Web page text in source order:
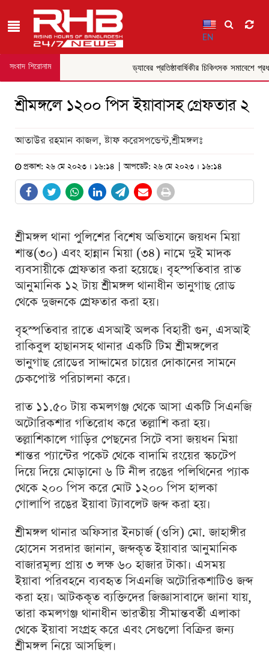
EN
সংবাদ শিরোনাম ড্যাবের প্রতিষ্ঠাবার্ষিকীর চিকিৎসক সমাবেশে
শ্রীমঙ্গলে ১২০০ পিস ইয়াবাসহ গ্রেফতার ২
আতাউর রহমান কাজল, ষ্টাফ করেসপন্ডেন্ট,শ্রীমঙ্গলঃ
প্রকাশ: ২৬ মে ২০২৩ । ১৬:১৪ | আপডেট: ২৬ মে ২০২৩ । ১৬:১৪
শ্রীমঙ্গল থানা পুলিশের বিশেষ অভিযানে জয়ধন মিয়া
শান্ত(৩০) এবং হান্নান মিয়া (৩৪) নামে দুই মাদক
ব্যবসায়ীকে গ্রেফতার করা হয়েছে। বৃহস্পতিবার রাত
আনুমানিক ১২ টায় শ্রীমঙ্গল থানাধীন ভানুগাছ রোড
থেকে দুজনকে গ্রেফতার করা হয়।
বৃহস্পতিবার রাতে এসআই অলক বিহারী গুন, এসআই
রাকিবুল হাছানসহ থানার একটি টিম শ্রীমঙ্গলের
ভানুগাছ রোডের সাদ্দামের চায়ের দোকানের সামনে
চেকপোস্ট পরিচালনা করে।
রাত ১১.৫০ টায় কমলগঞ্জ থেকে আসা একটি সিএনজি
অটোরিকশার গতিরোধ করে তল্লাশি করা হয়।
তল্লাশিকালে গাড়ির পেছনের সিটে বসা জয়ধন মিয়া
শান্তর প্যান্টের পকেট থেকে বাদামি রংয়ের স্কচটেপ
দিয়ে দিয়ে মোড়ানো ৬ টি নীল রঙের পলিথিনের প্যাক
থেকে ২০০ পিস করে মোট ১২০০ পিস হালকা
গোলাপি রঙের ইয়াবা ট্যাবলেট জব্দ করা হয়।
শ্রীমঙ্গল থানার অফিসার ইনচার্জ (ওসি) মো. জাহাঙ্গীর
হোসেন সরদার জানান, জব্দকৃত ইয়াবার আনুমানিক
বাজারমূল্য প্রায় ৩ লক্ষ ৬০ হাজার টাকা। এসময়
ইয়াবা পরিবহনে ব্যবহৃত সিএনজি অটোরিকশাটিও জব্দ
করা হয়। আটককৃত ব্যক্তিদের জিজ্ঞাসাবাদে জানা যায়,
তারা কমলগঞ্জ থানাধীন ভারতীয় সীমান্তবর্তী এলাকা
থেকে ইয়াবা সংগ্রহ করে এবং সেগুলো বিক্রির জন্য
শ্রীমঙ্গল নিয়ে আসছিল।